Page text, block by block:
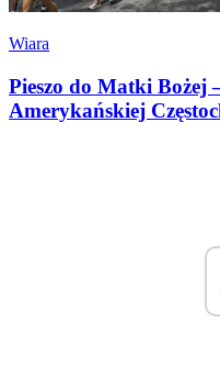
Wiara
Pieszo do Matki Bożej
Amerykańskiej